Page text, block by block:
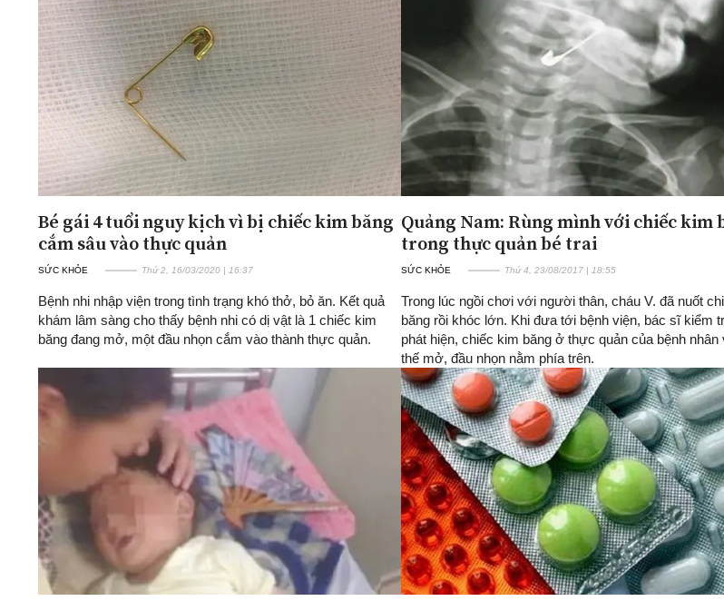
Bé gái 4 tuổi nguy kịch vì bị chiếc kim băng
cắm sâu vào thực quản
SỨC KHỎE Thứ 2, 16/03/2020 | 16:37
Bệnh nhi nhập viện trong tình trạng khó thở, bỏ ăn. Kết quả
khám lâm sàng cho thấy bệnh nhi có dị vật là 1 chiếc kim
băng đang mở, một đầu nhọn cắm vào thành thực quản.
Quảng Nam: Rùng mình với chiếc kim
trong thực quản bé trai
SỨC KHỎE Thứ 4, 23/08/2017 | 18:55
Trong lúc ngồi chơi với người thân, cháu V. đã nuốt
băng rồi khóc lớn. Khi đưa tới bệnh viện, bác sĩ kiểm
phát hiện, chiếc kim băng ở thực quản của bệnh
thế mở, đầu nhọn nằm phía trên.